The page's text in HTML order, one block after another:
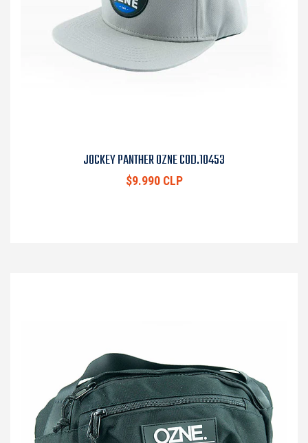
JOCKEY PANTHER OZNE COD.10453
$9.990 CLP